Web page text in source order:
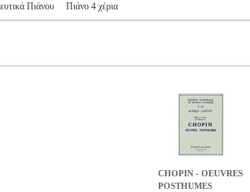
Πιάνου Πιάνο 4 χέρια
CHOPIN - OEUVRES
POSTHUMES